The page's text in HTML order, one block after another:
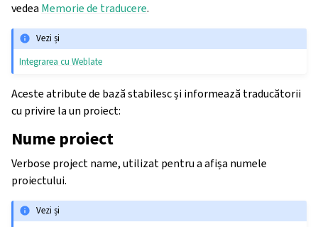
vedea Memorie de traducere.
Vezi și
Integrarea cu Weblate
Aceste atribute de bază stabilesc și informează traducătorii
cu privire la un proiect:
Nume proiect
Verbose project name, utilizat pentru a afișa numele
proiectului.
Vezi și